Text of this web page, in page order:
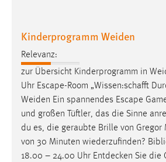
Kinderprogramm Weiden
Relevanz:
zur Übersicht Kinderprogramm in
Uhr Escape-Room „Wissen:schafft
Weiden Ein spannendes Escape
und großen Tüftler, das die Sinne
du es, die geraubte Brille von Gregor
von 30 Minuten wiederzufinden?
18.00 – 24.00 Uhr Entdecken Sie die